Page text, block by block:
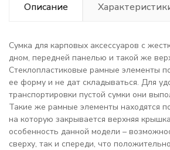
Описание
Сумка для карповых аксессуаров с
дном, передней панелью и такой же
Стеклопластиковые рамные элементы
ее форму и не дат складываться. Для
транспортировки пустой сумки они
Такие же рамные элементы находятся
на которую закрывается верхняя
особенность данной модели –
сверху, так и спереди, что